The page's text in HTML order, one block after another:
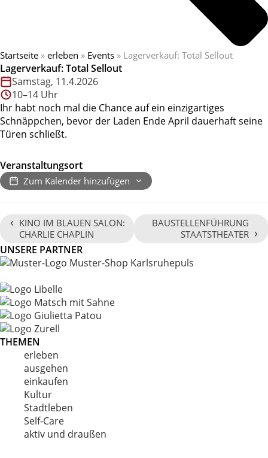
Startseite » erleben » Events » Lagerverkauf: Total Sellout
Lagerverkauf: Total Sellout
Samstag, 11.4.2026
10–14 Uhr
Ihr habt noch mal die Chance auf ein einzigartiges
Schnäppchen, bevor der Laden Ende April dauerhaft seine
Türen schließt.
Veranstaltungsort
Zum Kalender hinzufügen
‹ KINO IM BLAUEN SALON:
CHARLIE CHAPLIN
BAUSTELLENFÜHRUNG
STAATSTHEATER ›
UNSERE PARTNER
THEMEN
erleben
ausgehen
einkaufen
Kultur
Stadtleben
Self-Care
aktiv und draußen